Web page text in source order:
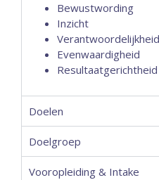
Bewustwording
Inzicht
Evenwaardigheid
Resultaatgerichtheid
Doelen
Doelgroep
Vooropleiding & Intake